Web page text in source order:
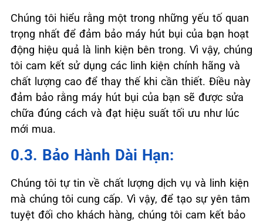
Chúng tôi hiểu rằng một trong những yếu tố quan
trọng nhất để đảm bảo máy hút bụi của bạn hoạt
động hiệu quả là linh kiện bên trong. Vì vậy, chúng
tôi cam kết sử dụng các linh kiện chính hãng và
chất lượng cao để thay thế khi cần thiết. Điều này
đảm bảo rằng máy hút bụi của bạn sẽ được sửa
chữa đúng cách và đạt hiệu suất tối ưu như lúc
mới mua.
0.3. Bảo Hành Dài Hạn:
Chúng tôi tự tin về chất lượng dịch vụ và linh kiện
mà chúng tôi cung cấp. Vì vậy, để tạo sự yên tâm
tuyệt đối cho khách hàng, chúng tôi cam kết bảo